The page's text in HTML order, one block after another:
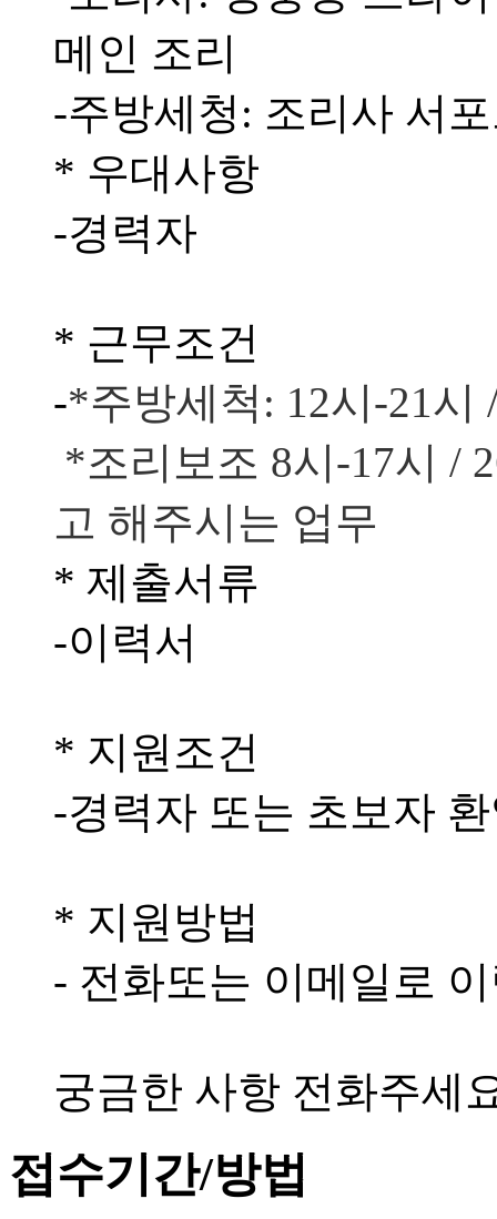
메인 조리
-주방세청: 조리사 서
* 우대사항
-경력자
* 근무조건
-*주방세척: 12시-21시
*조리보조 8시-17시 /
고 해주시는 업무
* 제출서류
-이력서
* 지원조건
-경력자 또는 초보자
* 지원방법
- 전화또는 이메일로
궁금한 사항 전화주세
접수기간/방법